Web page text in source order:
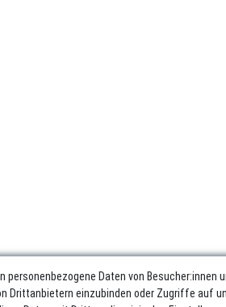
Daten von Besucher:innen
Drittanbietern einzubinden oder Zugriffe auf